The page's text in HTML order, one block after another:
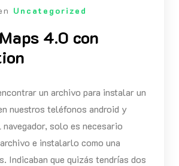
Uncategorized
4.0 con
un archivo para instalar un
nuestros teléfonos android y
solo es necesario
e instalarlo como una
Indicaban que quizás tendrías dos